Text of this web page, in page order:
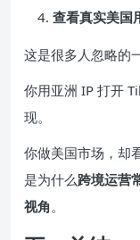
查看真实美国
这是很多人忽略的
你用亚洲 IP 打开
现。
你做美国市场，却
是为什么跨境运营
视角 。